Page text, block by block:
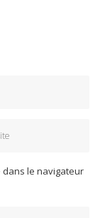
dans le navigateur